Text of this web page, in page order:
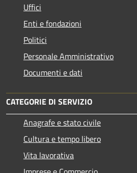
Uffici
Enti e fondazioni
Politici
Personale Amministrativo
Documenti e dati
CATEGORIE DI SERVIZIO
Anagrafe e stato civile
Cultura e tempo libero
Vita lavorativa